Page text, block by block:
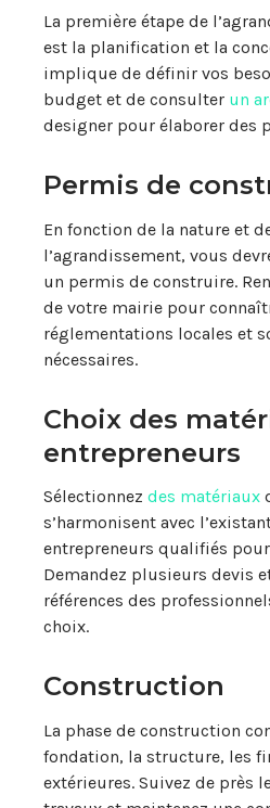
La première étape de
est la planification et la
implique de définir vos
budget et de consulter un
designer pour élaborer des
Permis de
En fonction de la nature et
l’agrandissement, vous
un permis de construire.
de votre mairie pour
réglementations locales et
nécessaires.
Choix des
entrepreneurs
Sélectionnez des matériaux
s’harmonisent avec
entrepreneurs qualifiés
Demandez plusieurs devis
références des
choix.
Construction
La phase de construction
fondation, la structure, les
extérieures. Suivez de près